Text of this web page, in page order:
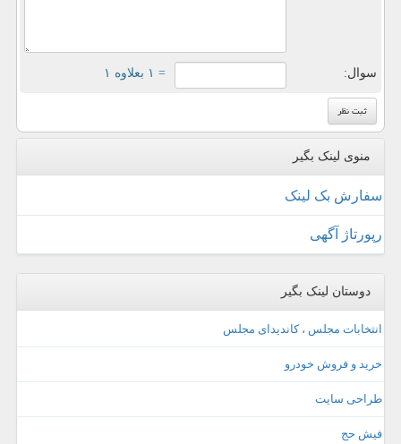
سوال: = ۱ بعلاوه ۱
منوی لینک بگیر
سفارش بک لینک
رپورتاژ آگهی
دوستان لینک بگیر
انتخابات مجلس ، کاندیدای مجلس
خرید و فروش خودرو
طراحی سایت
فیش حج